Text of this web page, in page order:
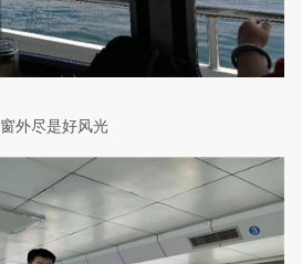
窗外尽是好风光